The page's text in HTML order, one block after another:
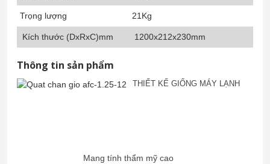
Trọng lượng 21Kg
Kích thước (DxRxC)mm 1200x212x230mm
Thông tin sản phẩm
THIẾT KẾ GIỐNG MÁY LẠNH
Mang tính thẩm mỹ cao